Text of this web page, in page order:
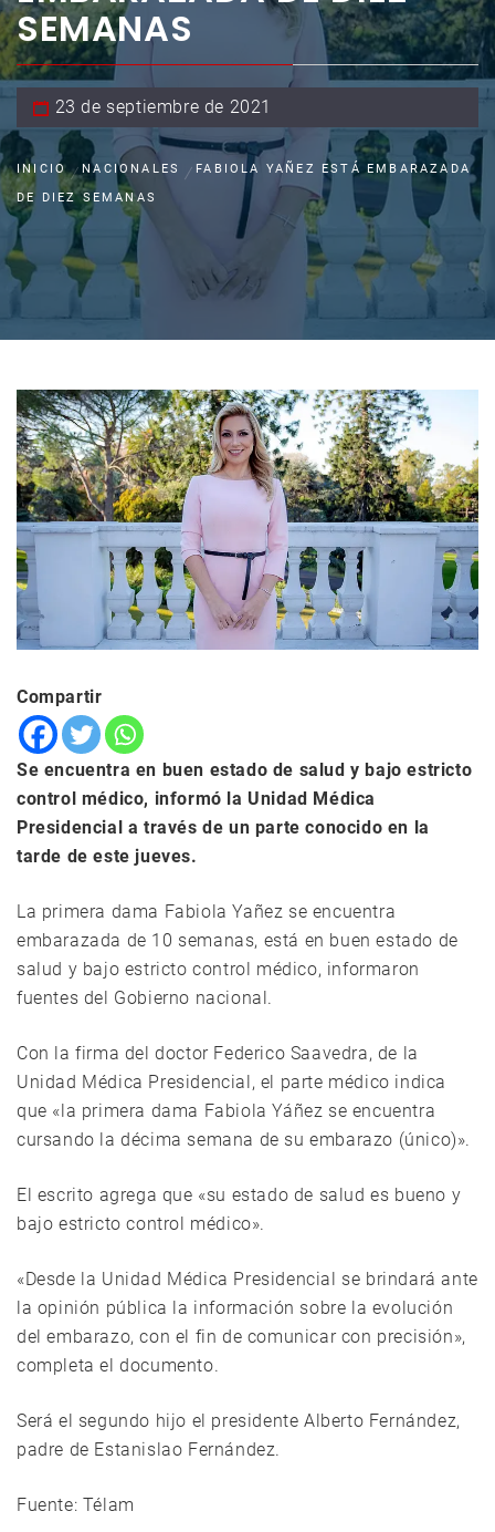
SEMANAS
23 de septiembre de 2021
INICIO NACIONALES
FABIOLA YAÑEZ ESTÁ EMBARAZADA
DE DIEZ SEMANAS
Compartir
Se encuentra en buen estado de salud y bajo estricto
control médico, informó la Unidad Médica
Presidencial a través de un parte conocido en la
tarde de este jueves.
La primera dama Fabiola Yañez se encuentra
embarazada de 10 semanas, está en buen estado de
salud y bajo estricto control médico, informaron
fuentes del Gobierno nacional.
Con la firma del doctor Federico Saavedra, de la
Unidad Médica Presidencial, el parte médico indica
que «la primera dama Fabiola Yáñez se encuentra
cursando la décima semana de su embarazo (único)».
El escrito agrega que «su estado de salud es bueno y
bajo estricto control médico».
«Desde la Unidad Médica Presidencial se brindará ante
la opinión pública la información sobre la evolución
del embarazo, con el fin de comunicar con precisión»,
completa el documento.
Será el segundo hijo el presidente Alberto Fernández,
padre de Estanislao Fernández.
Fuente: Télam